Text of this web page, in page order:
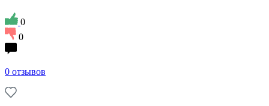
0
0
0 отзывов